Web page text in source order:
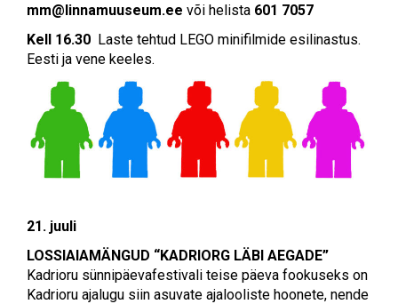
mm@linnamuuseum.ee või helista 601 7057
Kell 16.30 Laste tehtud LEGO minifilmide esilinastus.
Eesti ja vene keeles.
21. juuli
LOSSIAIAMÄNGUD “KADRIORG LÄBI AEGADE”
Kadrioru sünnipäevafestivali teise päeva fookuseks on
Kadrioru ajalugu siin asuvate ajalooliste hoonete, nende